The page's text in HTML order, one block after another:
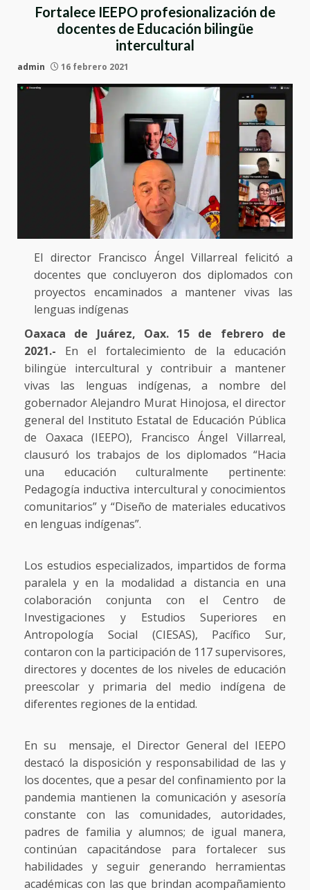
Fortalece IEEPO profesionalización de
docentes de Educación bilingüe
intercultural
admin 16 febrero 2021
El director Francisco Ángel Villarreal felicitó a
docentes que concluyeron dos diplomados con
proyectos encaminados a mantener vivas las
lenguas indígenas
Oaxaca de Juárez, Oax. 15 de febrero de
2021.- En el fortalecimiento de la educación
bilingüe intercultural y contribuir a mantener
vivas las lenguas indígenas, a nombre del
gobernador Alejandro Murat Hinojosa, el director
general del Instituto Estatal de Educación Pública
de Oaxaca (IEEPO), Francisco Ángel Villarreal,
clausuró los trabajos de los diplomados “Hacia
una educación culturalmente pertinente:
Pedagogía inductiva intercultural y conocimientos
comunitarios” y “Diseño de materiales educativos
en lenguas indígenas”.
Los estudios especializados, impartidos de forma
paralela y en la modalidad a distancia en una
colaboración conjunta con el Centro de
Investigaciones y Estudios Superiores en
Antropología Social (CIESAS), Pacífico Sur,
contaron con la participación de 117 supervisores,
directores y docentes de los niveles de educación
preescolar y primaria del medio indígena de
diferentes regiones de la entidad.
En su mensaje, el Director General del IEEPO
destacó la disposición y responsabilidad de las y
los docentes, que a pesar del confinamiento por la
pandemia mantienen la comunicación y asesoría
constante con las comunidades, autoridades,
padres de familia y alumnos; de igual manera,
continúan capacitándose para fortalecer sus
habilidades y seguir generando herramientas
académicas con las que brindan acompañamiento